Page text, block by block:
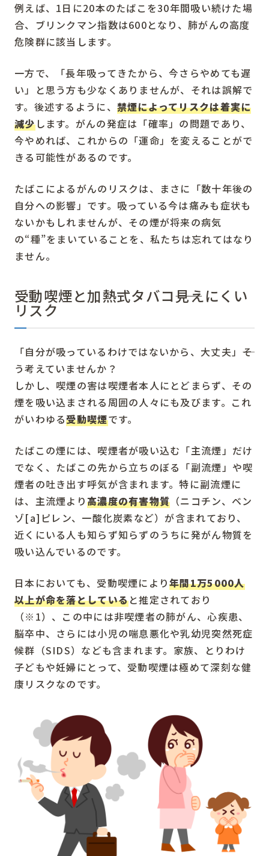
例えば、1日に20本のたばこを30年間吸い続けた場
合、ブリンクマン指数は600となり、肺がんの高度
危険群に該当します。
一方で、「長年吸ってきたから、今さらやめても遅
い」と思う方も少なくありませんが、それは誤解で
す。後述するように、 禁煙によってリスクは着実に
減少します。がんの発症は「確率」の問題であり、
今やめれば、これからの「運命」を変えることがで
きる可能性があるのです。
たばこによるがんのリスクは、まさに「数十年後の
自分への影響」です。吸っている今は痛みも症状も
ないかもしれませんが、その煙が将来の病気
の“種”をまいていることを、私たちは忘れてはなり
ません。
受動喫煙と加熱式タバコ――見えにくい
リスク
「自分が吸っているわけではないから、大丈夫」――そ
う考えていませんか？
しかし、喫煙の害は喫煙者本人にとどまらず、その
煙を吸い込まされる周囲の人々にも及びます。これ
がいわゆる受動喫煙です。
たばこの煙には、喫煙者が吸い込む「主流煙」だけ
でなく、たばこの先から立ちのぼる「副流煙」や喫
煙者の吐き出す呼気が含まれます。特に副流煙に
は、主流煙より高濃度の有害物質 （ニコチン、ベン
ゾ[a]ピレン、一酸化炭素など）が含まれており、
近くにいる人も知らず知らずのうちに発がん物質を
吸い込んでいるのです。
日本においても、受動喫煙により年間1万5000人
以上が命を落としていると推定されており
（※1）、この中には非喫煙者の肺がん、心疾患、
脳卒中、さらには小児の喘息悪化や乳幼児突然死症
候群（SIDS）なども含まれます。家族、とりわけ
子どもや妊婦にとって、受動喫煙は極めて深刻な健
康リスクなのです。